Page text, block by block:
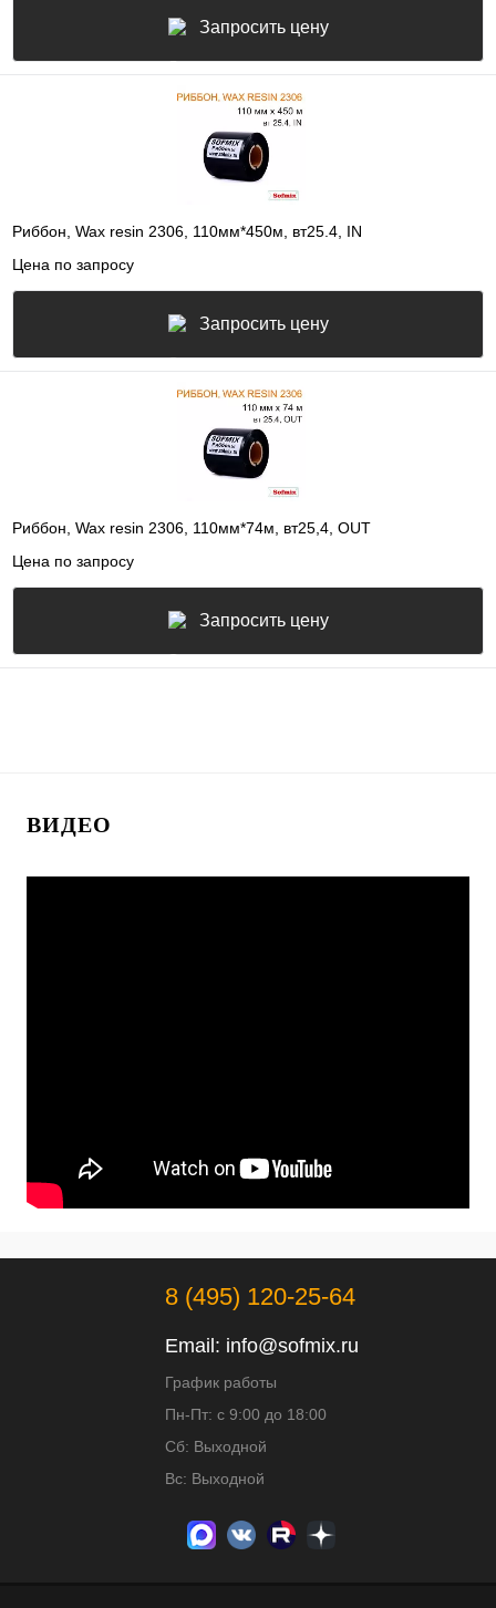
Запросить цену
Риббон, Wax resin 2306, 110мм*450м, вт25.4, IN
Цена по запросу
Запросить цену
Риббон, Wax resin 2306, 110мм*74м, вт25,4, OUT
Цена по запросу
Запросить цену
ВИДЕО
8 (495) 120-25-64
Email: info@sofmix.ru
График работы
Пн-Пт: с 9:00 до 18:00
Сб: Выходной
Вс: Выходной